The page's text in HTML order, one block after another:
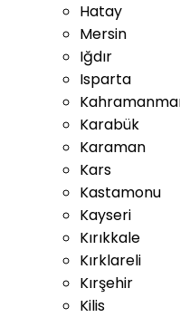
Hatay
Mersin
Iğdır
Isparta
Karabük
Karaman
Kars
Kastamonu
Kayseri
Kırıkkale
Kırklareli
Kırşehir
Kilis